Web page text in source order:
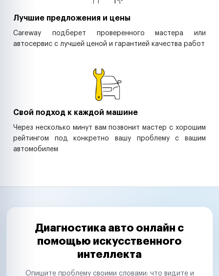
Лучшие предложения и цены
Careway подберет проверенного мастера или
автосервис с лучшей ценой и гарантией качества работ
Свой подход к каждой машине
Через несколько минут вам позвонит мастер с хорошим
рейтингом под конкретно вашу проблему с вашим
автомобилем
Диагностика авто онлайн с
помощью искусственного
интеллекта
Опишите проблему своими словами: что видите и